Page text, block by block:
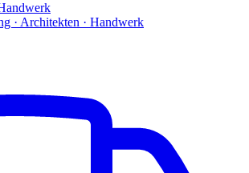
· Architekten · Handwerk